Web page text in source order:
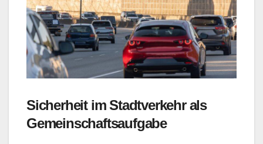
Sicherheit im Stadtverkehr als
Gemeinschaftsaufgabe